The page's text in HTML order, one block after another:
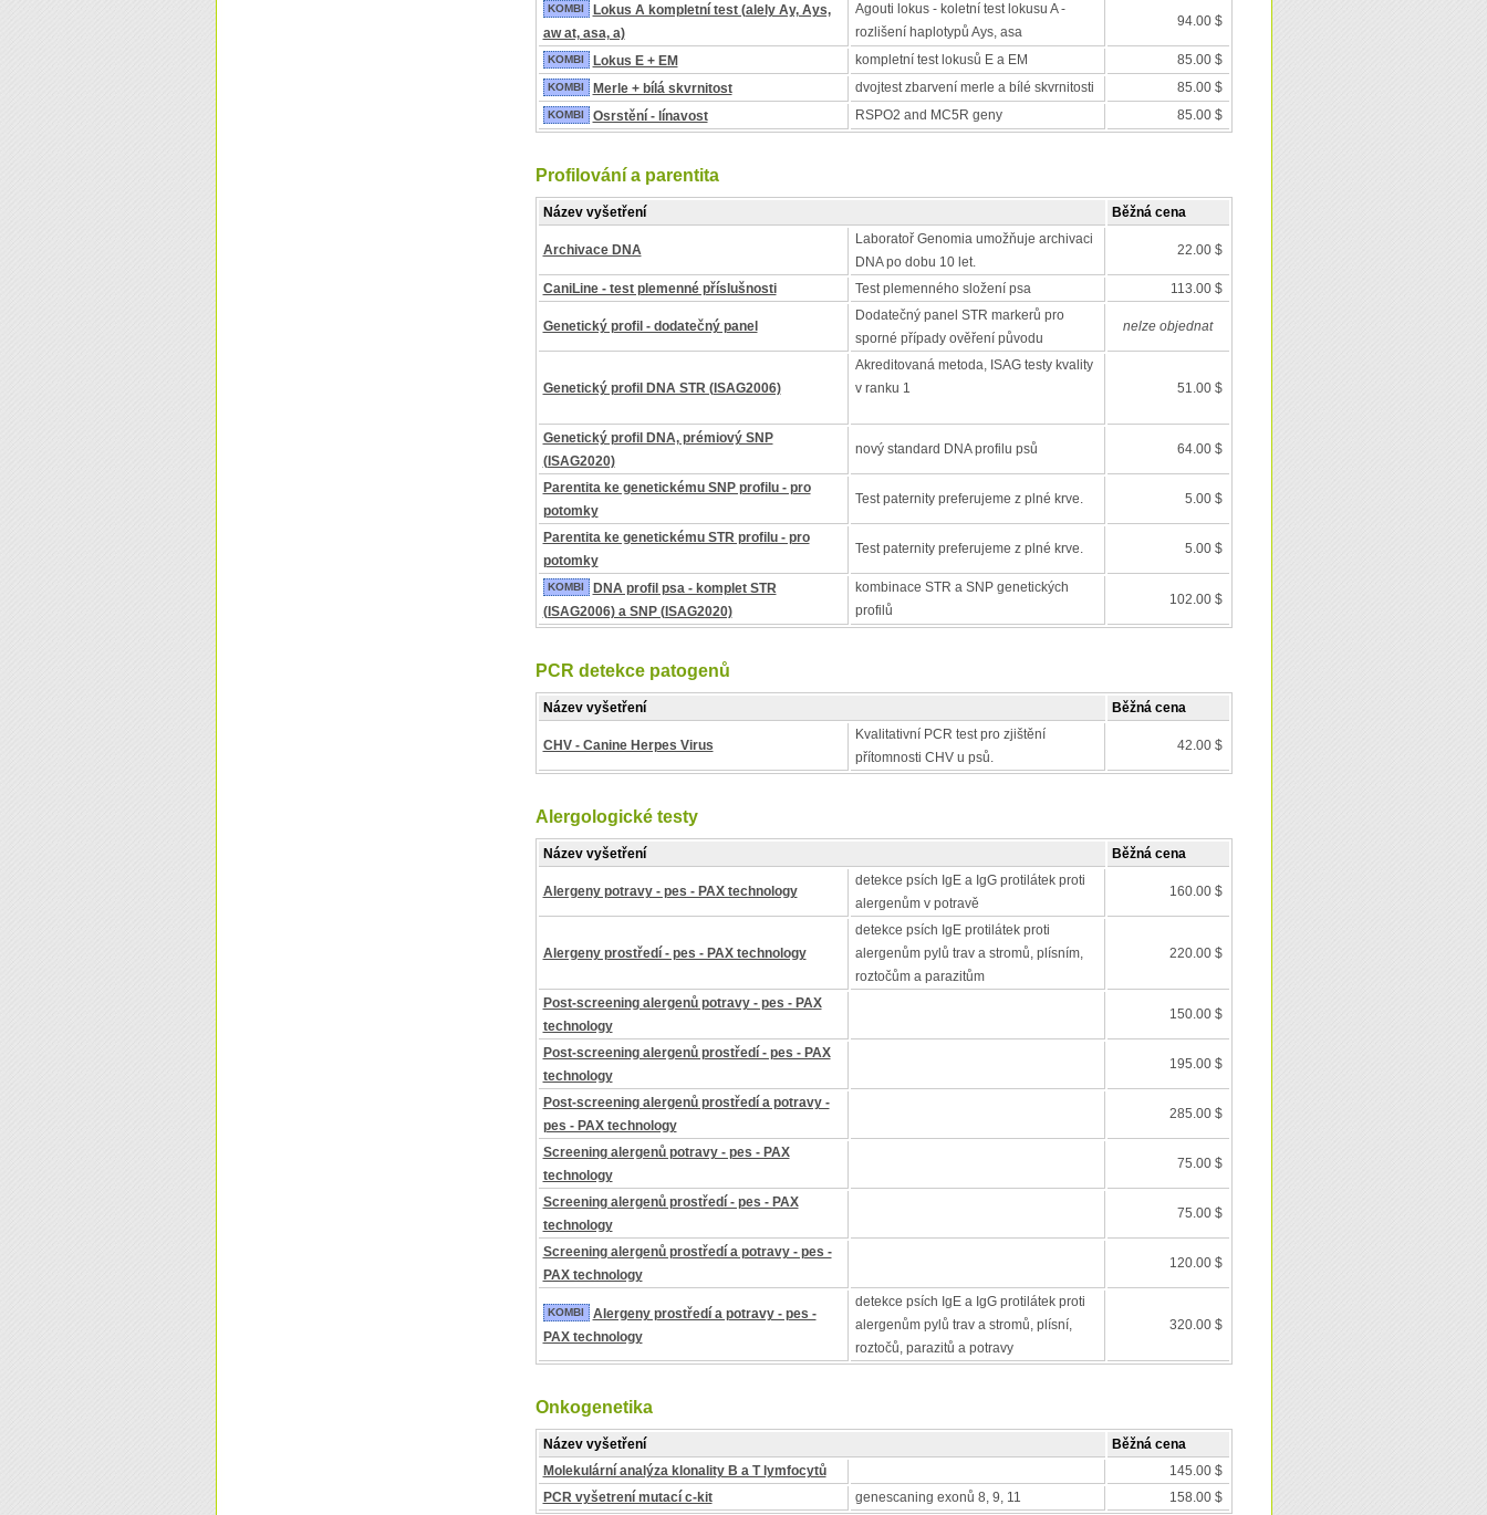
KOMBI
Lokus A kompletní test (alely Ay, Ays,
aw at, asa, a)
Agouti lokus - koletní test lokusu A -
rozlišení haplotypů Ays, asa
94.00 $
KOMBI Lokus E + EM kompletní test lokusů E a EM 85.00 $
KOMBI Merle + bílá skvrnitost dvojtest zbarvení merle a bílé skvrnitosti 85.00 $
KOMBI Osrstění - línavost RSPO2 and MC5R geny 85.00 $
Profilování a parentita
Název vyšetření Běžná cena
Archivace DNA
Laboratoř Genomia umožňuje archivaci
DNA po dobu 10 let.
22.00 $
CaniLine - test plemenné příslušnosti Test plemenného složení psa 113.00 $
Genetický profil - dodatečný panel
Dodatečný panel STR markerů pro
sporné případy ověření původu
nelze objednat
Genetický profil DNA STR (ISAG2006)
Akreditovaná metoda, ISAG testy kvality
v ranku 1
51.00 $
Genetický profil DNA, prémiový SNP
(ISAG2020)
nový standard DNA profilu psů 64.00 $
Parentita ke genetickému SNP profilu - pro
potomky
Test paternity preferujeme z plné krve. 5.00 $
Parentita ke genetickému STR profilu - pro
potomky
Test paternity preferujeme z plné krve. 5.00 $
KOMBI
DNA profil psa - komplet STR
(ISAG2006) a SNP (ISAG2020)
kombinace STR a SNP genetických
profilů
102.00 $
PCR detekce patogenů
Název vyšetření Běžná cena
CHV - Canine Herpes Virus
Kvalitativní PCR test pro zjištění
přítomnosti CHV u psů.
42.00 $
Alergologické testy
Název vyšetření Běžná cena
Alergeny potravy - pes - PAX technology
detekce psích IgE a IgG protilátek proti
alergenům v potravě
160.00 $
Alergeny prostředí - pes - PAX technology
detekce psích IgE protilátek proti
alergenům pylů trav a stromů, plísním,
roztočům a parazitům
220.00 $
Post-screening alergenů potravy - pes - PAX
technology
150.00 $
Post-screening alergenů prostředí - pes - PAX
technology
195.00 $
Post-screening alergenů prostředí a potravy -
pes - PAX technology
285.00 $
Screening alergenů potravy - pes - PAX
technology
75.00 $
Screening alergenů prostředí - pes - PAX
technology
75.00 $
Screening alergenů prostředí a potravy - pes -
PAX technology
120.00 $
KOMBI
Alergeny prostředí a potravy - pes -
PAX technology
detekce psích IgE a IgG protilátek proti
alergenům pylů trav a stromů, plísní,
roztočů, parazitů a potravy
320.00 $
Onkogenetika
Název vyšetření
Běžná cena
Molekulární analýza klonality B a T lymfocytů
145.00 $
PCR vyšetrení mutací c-kit
genescaning exonů 8, 9, 11 158.00 $